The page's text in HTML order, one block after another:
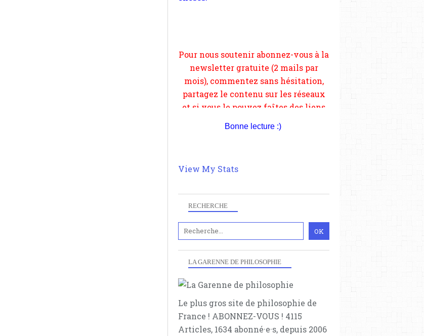
RECHERCHE
LA GARENNE DE PHILOSOPHIE
Le plus gros site de philosophie de
France ! ABONNEZ-VOUS ! 4115
Articles, 1634 abonné·e·s, depuis 2006
et si vous le pouvez faîtes des liens
depuis votre site.
Bonne lecture :)
View My Stats